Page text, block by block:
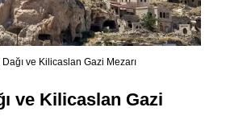
İletişim
ve Kilicaslan Gazi Mezarı
ve Kilicaslan Gazi